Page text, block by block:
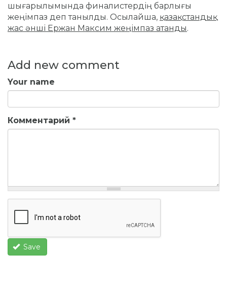
шығарылымында финалистердің барлығы
жеңімпаз деп танылды. Осылайша, қазақстандық
жас әнші Ержан Максим жеңімпаз атанды.
Add new comment
Your name
Комментарий *
Save